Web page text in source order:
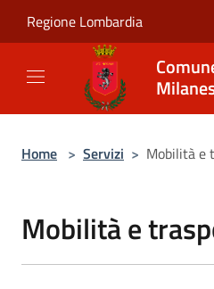
Regione Lombardia
Home > Servizi > Mobilità e
Mobilità e